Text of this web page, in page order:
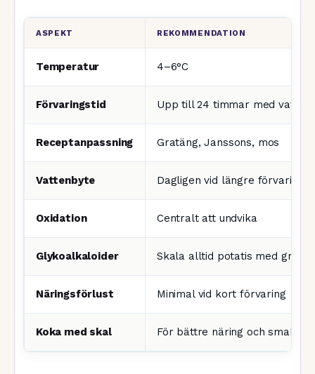
ASPEKT REKOMMENDATION
Temperatur 4–6°C
Förvaringstid Upp till 24 timmar med
Receptanpassning Gratäng, Janssons, mos
Vattenbyte Dagligen vid längre förvaring
Oxidation Centralt att undvika
Glykoalkaloider Skala alltid potatis med
Näringsförlust Minimal vid kort förvaring
Koka med skal För bättre näring och smak